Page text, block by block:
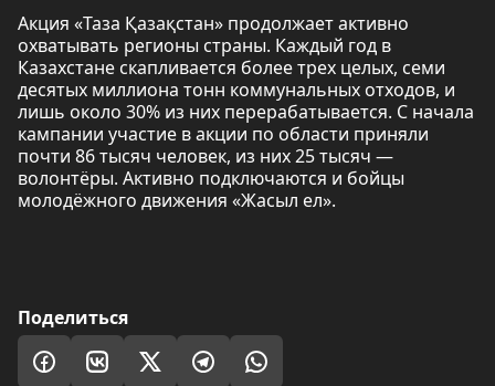
Акция «Таза Қазақстан» продолжает активно
охватывать регионы страны. Каждый год в
Казахстане скапливается более трех целых, семи
десятых миллиона тонн коммунальных отходов, и
лишь около 30% из них перерабатывается. С начала
кампании участие в акции по области приняли
почти 86 тысяч человек, из них 25 тысяч —
волонтёры. Активно подключаются и бойцы
молодёжного движения «Жасыл ел».
Поделиться